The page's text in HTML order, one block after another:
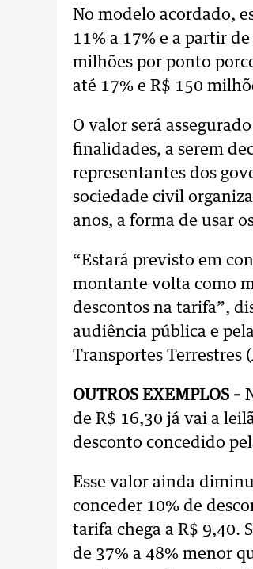
No modelo acordado,
11% a 17% e a partir
milhões por ponto
até 17% e R$ 150
O valor será
finalidades, a serem
representantes dos
sociedade civil
anos, a forma de usar
“Estará previsto em
montante volta como
descontos na tarifa”,
audiência pública e
Transportes Terrestres
OUTROS EXEMPLOS –
de R$ 16,30 já vai a
desconto concedido
Esse valor ainda
conceder 10% de
tarifa chega a R$ 9,40.
de 37% a 48% menor